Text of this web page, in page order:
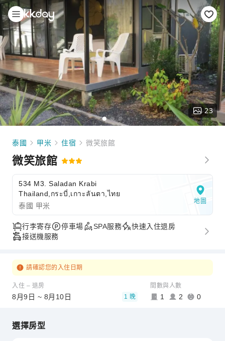
23
泰國 甲米 住宿 微笑旅館
微笑旅館
534 M3. Saladan Krabi
Thailand,กระบี่,เกาะลันตา,ไทย
泰國 甲米
地圖
行李寄存 停車場 SPA服務
快速入住退房
接送機服務
請確認您的入住日期
入住 – 退房
8月9日 ~ 8月10日 1 晚
間數與人數
1 2 0
選擇房型